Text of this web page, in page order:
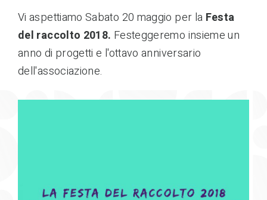
Vi aspettiamo Sabato 20 maggio per la Festa
del raccolto 2018. Festeggeremo insieme un
anno di progetti e l'ottavo anniversario
dell'associazione.